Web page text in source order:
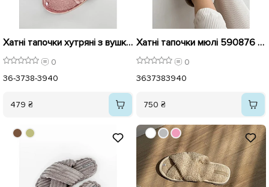
Хатні тапочки хутряні з вушками 590808 Рожеві
0
36-3738-3940
479 ₴
Хатні тапочки мюлі 590876 Світло-сірі
0
3637383940
750 ₴